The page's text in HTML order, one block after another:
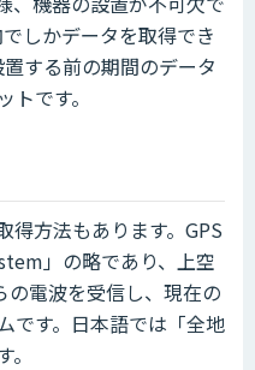
しかデータを取得でき
する前の期間のデータ
です。
得方法もあります。GPS
」の略であり、上空
の電波を受信し、現在の
です。日本語では「全地